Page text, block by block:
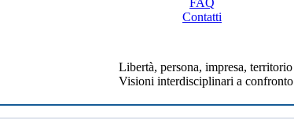
FAQ
Contatti
Libertà, persona, impresa, territorio
Visioni interdisciplinari a confronto